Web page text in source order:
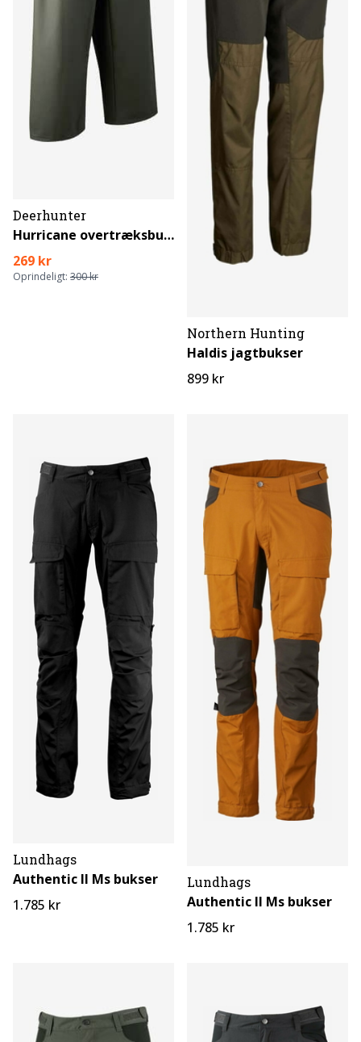
Deerhunter
Hurricane overtræksbuks
269 kr
Oprindeligt: 300 kr
Northern Hunting
Haldis jagtbukser
899 kr
Lundhags
Authentic II Ms bukser
1.785 kr
Lundhags
Authentic II Ms bukser
1.785 kr